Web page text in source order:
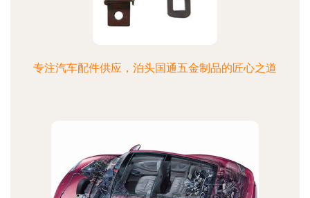
专注汽车配件供应，泊头国通五金制品的匠心之道